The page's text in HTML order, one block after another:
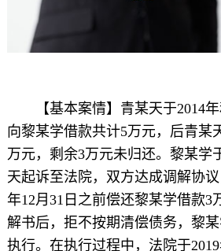
【基本案情】青某天于2014年
向黎某学借款共计5万元，后青某
万元，剩余3万元未归还。黎某学
天起诉至法院，双方达成调解协
年12月31日之前偿还黎某学借款3
解书后，拒不按期清偿债务，黎
执行。在执行过程中，法院于